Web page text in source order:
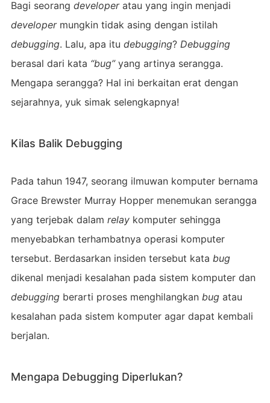
Bagi seorang developeratau yang ingin menjadi
developermungkin tidak asing dengan istilah
debugging. Lalu, apa itu debugging? Debugging
berasal dari kata “bug” yang artinya serangga.
Mengapa serangga? Hal ini berkaitan erat dengan
sejarahnya, yuk simak selengkapnya!
Kilas Balik Debugging
Pada tahun 1947, seorang ilmuwan komputer bernama
Grace Brewster Murray Hopper menemukan serangga
yang terjebak dalam relay komputer sehingga
menyebabkan terhambatnya operasi komputer
tersebut. Berdasarkan insiden tersebut kata bug
dikenal menjadi kesalahan pada sistem komputer dan
debugging berarti proses menghilangkan bug atau
kesalahan pada sistem komputer agar dapat kembali
berjalan.
Mengapa Debugging Diperlukan?